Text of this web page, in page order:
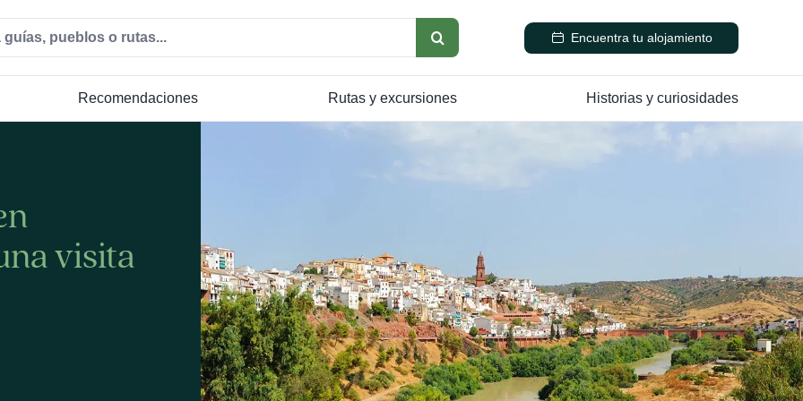
Encuentra tu alojamiento
Recomendaciones Rutas y excursiones Historias y curiosidades
visita